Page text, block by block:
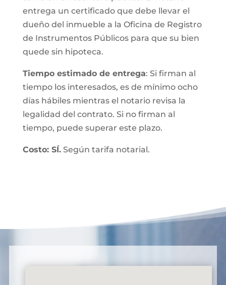
entrega un certificado que debe llevar el
dueño del inmueble a la Oficina de Registro
de Instrumentos Públicos para que su bien
quede sin hipoteca.
Tiempo estimado de entrega: Si firman al
tiempo los interesados, es de mínimo ocho
días hábiles mientras el notario revisa la
legalidad del contrato. Si no firman al
tiempo, puede superar este plazo.
Costo: SÍ.Según tarifa notarial.